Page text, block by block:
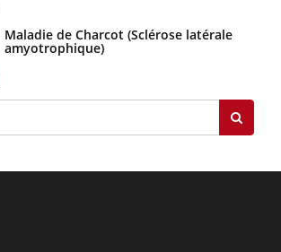
Maladie de Charcot (Sclérose latérale
amyotrophique)